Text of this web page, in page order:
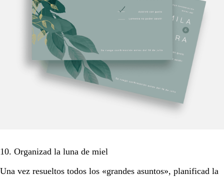
10. Organizad la luna de miel
Una vez resueltos todos los «grandes asuntos», planificad la